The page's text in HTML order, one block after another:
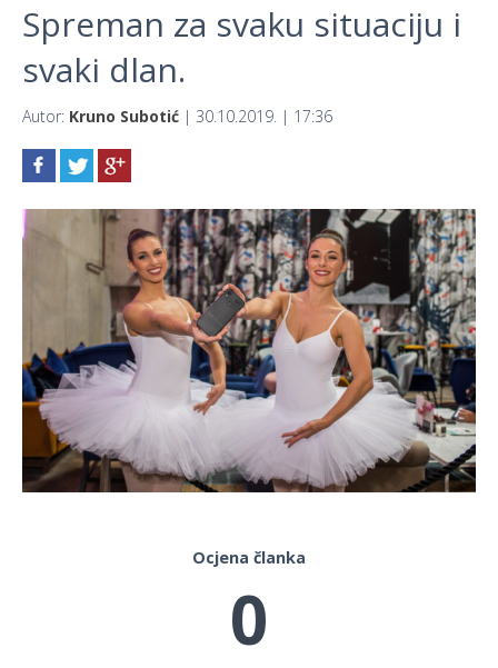
Spreman za svaku situaciju i
svaki dlan.
Autor: Kruno Subotić | 30.10.2019. | 17:36
Ocjena članka
0